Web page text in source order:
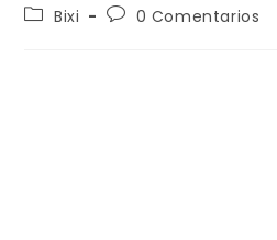
Bixi
0 Comentarios